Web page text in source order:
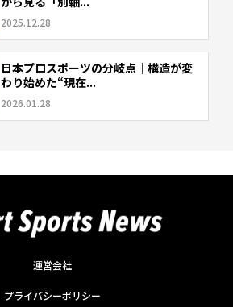
2025.12.28
日本プロスポーツの分岐点｜構造が変
わり始めた“現在...
2026.01.28
運営会社
プライバシーポリシー